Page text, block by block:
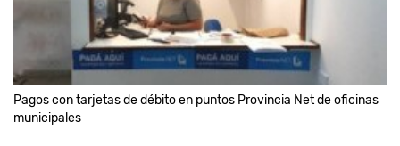
Pagos con tarjetas de débito en puntos Provincia Net de oficinas
municipales